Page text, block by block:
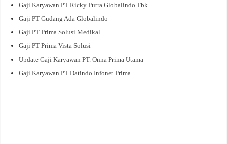
Gaji Karyawan PT Ricky Putra Globalindo Tbk
Gaji PT Gudang Ada Globalindo
Gaji PT Prima Solusi Medikal
Gaji PT Prima Vista Solusi
Update Gaji Karyawan PT. Onna Prima Utama
Gaji Karyawan PT Datindo Infonet Prima